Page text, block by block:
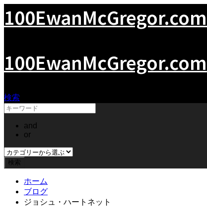
100EwanMcGregor.com
100EwanMcGregor.com
検索
and
or
ホーム
ブログ
ジョシュ・ハートネット